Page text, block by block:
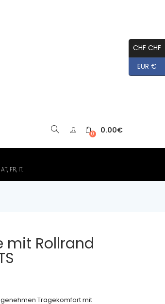
0 0.00€
FR, IT.
mit Rollrand
Tragekomfort mit
CHF CHF
EUR €